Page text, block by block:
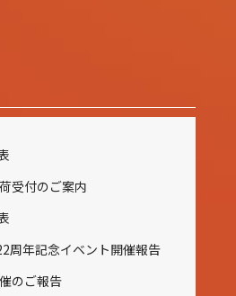
受付のご案内
周年記念イベント開催報告
のご報告